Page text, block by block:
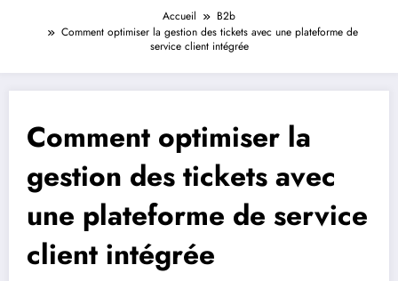
Accueil
B2b
Comment optimiser la gestion des tickets avec une plateforme de
service client intégrée
Comment optimiser la
gestion des tickets avec
une plateforme de service
client intégrée